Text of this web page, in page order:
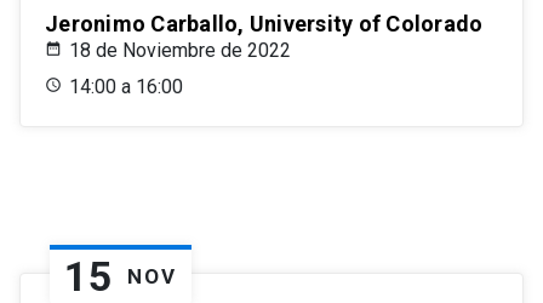
Jeronimo Carballo, University of Colorado
18 de Noviembre de 2022
14:00 a 16:00
15 NOV